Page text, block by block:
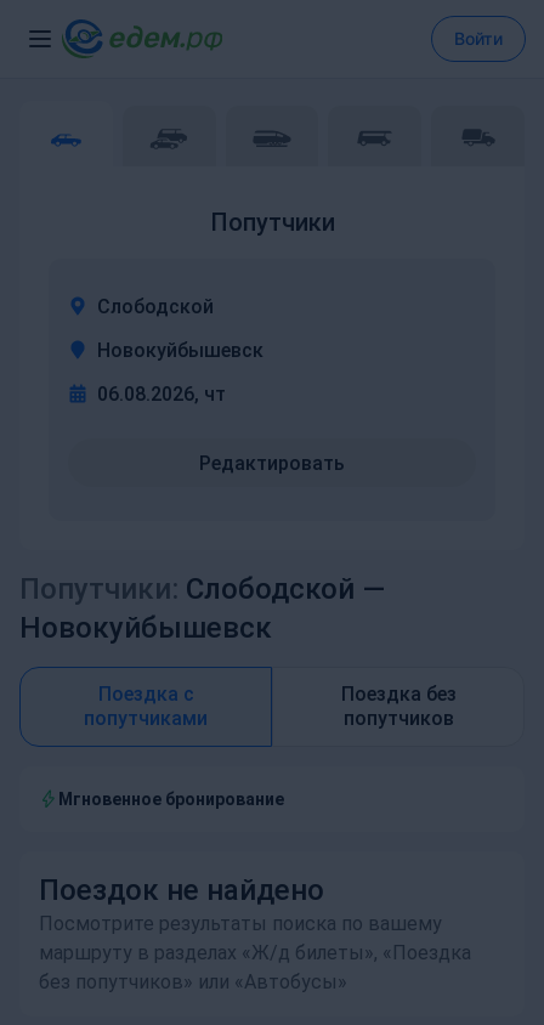
Войти
Попутчики
Слободской
Новокуйбышевск
06.08.2026, чт
Редактировать
Попутчики: Слободской —
Новокуйбышевск
Поездка с
попутчиками
Поездка без
попутчиков
Мгновенное бронирование
Поездок не найдено
Посмотрите результаты поиска по вашему
маршруту в разделах «Ж/д билеты», «Поездка
без попутчиков» или «Автобусы»